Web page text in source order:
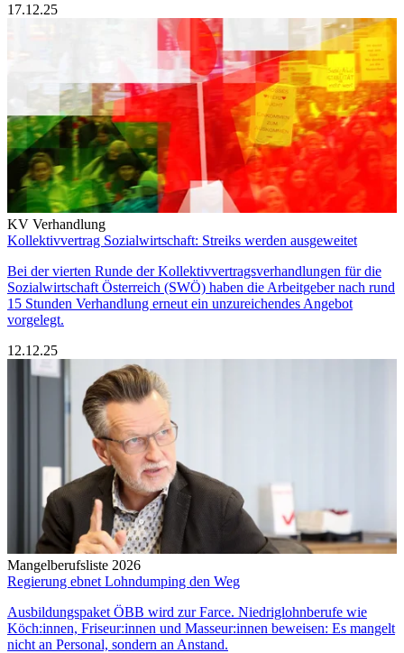
17.12.25
KV Verhandlung
Kollektivvertrag Sozialwirtschaft: Streiks werden ausgeweitet
Bei der vierten Runde der Kollektivvertragsverhandlungen für die
Sozialwirtschaft Österreich (SWÖ) haben die Arbeitgeber nach rund
15 Stunden Verhandlung erneut ein unzureichendes Angebot
vorgelegt.
12.12.25
Mangelberufsliste 2026
Regierung ebnet Lohndumping den Weg
Ausbildungspaket ÖBB wird zur Farce. Niedriglohnberufe wie
Köch:innen, Friseur:innen und Masseur:innen beweisen: Es mangelt
nicht an Personal, sondern an Anstand.